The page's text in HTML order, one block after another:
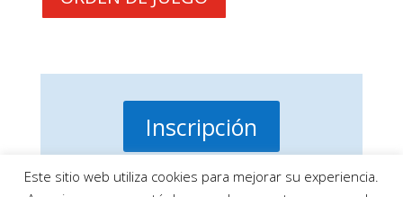
Inscripción
Este sitio web utiliza cookies para mejorar su experiencia.